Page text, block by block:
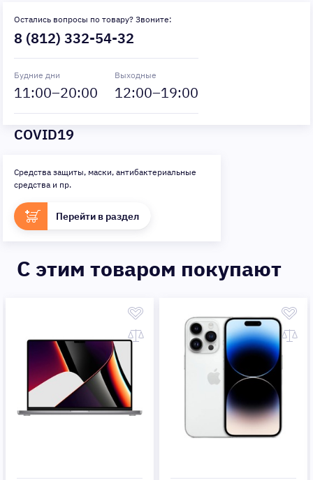
Остались вопросы по товару? Звоните:
8 (812) 332-54-32
Будние дни
11:00–20:00
Выходные
12:00–19:00
COVID19
Средства защиты, маски, антибактериальные
средства и пр.
Перейти в раздел
C этим товаром покупают